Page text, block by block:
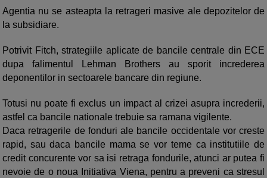
Agentia nu se asteapta la retrageri masive ale depozitelor de
la subsidiare.
Potrivit Fitch, strategiile aplicate de bancile centrale din ECE
dupa falimentul Lehman Brothers au sporit increderea
deponentilor in sectoarele bancare din regiune.
Totusi nu poate fi exclus un impact al crizei asupra increderii,
astfel ca bancile nationale trebuie sa ramana vigilente.
Daca retragerile de fonduri ale bancile occidentale vor creste
rapid, sau daca bancile mama se vor teme ca institutiile de
credit concurente vor sa isi retraga fondurile, atunci ar putea fi
nevoie de o noua Initiativa Viena, pentru a preveni ca stresul